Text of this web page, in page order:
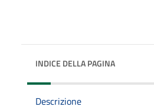
INDICE DELLA PAGINA
Descrizione